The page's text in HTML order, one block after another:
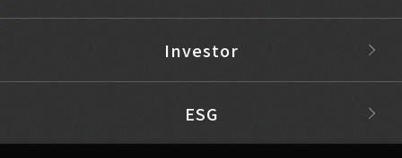
Investor
ESG